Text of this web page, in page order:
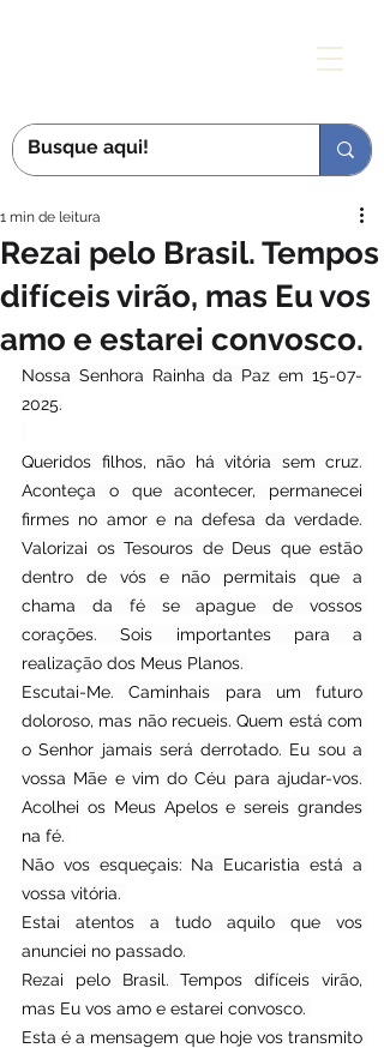
Rezai pelo Brasil. Tempos
difíceis virão, mas Eu vos
amo e estarei convosco.
1 min de leitura
Nossa Senhora Rainha da Paz em 15-07-
2025.
Queridos filhos, não há vitória sem cruz.
Aconteça o que acontecer, permanecei
firmes no amor e na defesa da verdade.
Valorizai os Tesouros de Deus que estão
dentro de vós e não permitais que a
chama da fé se apague de vossos
corações. Sois importantes para a
realização dos Meus Planos.
Escutai-Me. Caminhais para um futuro
doloroso, mas não recueis. Quem está com
o Senhor jamais será derrotado. Eu sou a
vossa Mãe e vim do Céu para ajudar-vos.
Acolhei os Meus Apelos e sereis grandes
na fé.
Não vos esqueçais: Na Eucaristia está a
vossa vitória.
Estai atentos a tudo aquilo que vos
anunciei no passado.
Rezai pelo Brasil. Tempos difíceis virão,
mas Eu vos amo e estarei convosco.
Esta é a mensagem que hoje vos transmito